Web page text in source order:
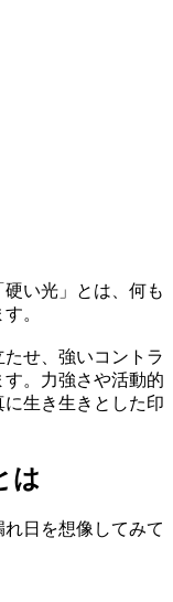
い光」とは、何も
。
たせ、強いコントラ
。力強さや活動的
生き生きとした印
は
日を想像してみて